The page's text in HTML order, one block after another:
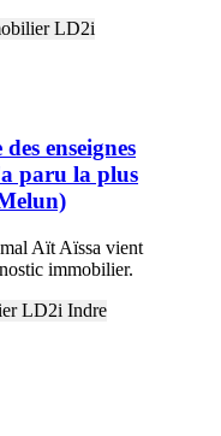
enseignes
paru la plus
Aït Aïssa vient
immobilier.